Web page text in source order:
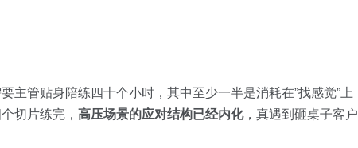
管贴身陪练四十个小时，其中至少一半是消耗在”找感觉”上
切片练完， 高压场景的应对结构已经内化，真遇到砸桌子客户